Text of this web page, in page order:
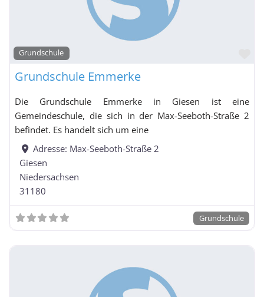
Grundschule
Grundschule Emmerke
Die Grundschule Emmerke in Giesen ist eine
Gemeindeschule, die sich in der Max-Seeboth-Straße 2
befindet. Es handelt sich um eine
Adresse: Max-Seeboth-Straße 2
Giesen
Niedersachsen
31180
Grundschule